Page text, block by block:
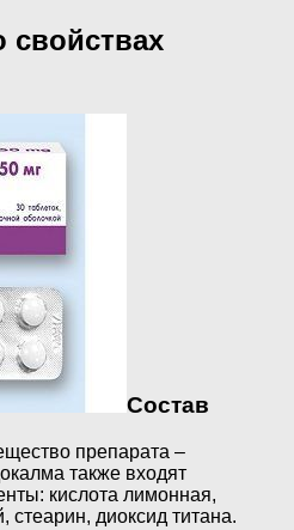
свойствах
Состав
препарата –
также входят
кислота лимонная,
стеарин, диоксид титана.